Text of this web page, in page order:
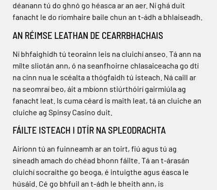
déanann tú do ghnó go héasca ar an aer. Ní ghá duit
fanacht le do ríomhaire baile chun an t-ádh a bhlaiseadh.
AN RÉIMSE LEATHAN DE CEARRBHACHAIS
Ní bhfaighidh tú teorainn leis na cluichí anseo. Tá ann na
mílte sliotán ann, ó na seanfhoirne chlasaiceacha go dtí
na cinn nua le scéalta a thógfaidh tú isteach. Ná caill ar
na seomraí beo, áit a mbíonn stiúrthóirí gairmiúla ag
fanacht leat. Is cuma céard is maith leat, tá an cluiche an
cluiche ag Spinsy Casino duit.
FÁILTE ISTEACH I DTÍR NA SPLEODRACHTA
Airíonn tú an fuinneamh ar an toirt, fiú agus tú ag
síneadh amach do chéad bhonn fáilte. Tá an t-árasán
cluichí socraithe go beoga, é intuigthe agus éasca le
húsáid. Cé go bhfuil an t-ádh le bheith ann, is